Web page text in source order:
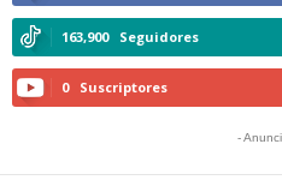
163,900 Seguidores
0 Suscriptores
-